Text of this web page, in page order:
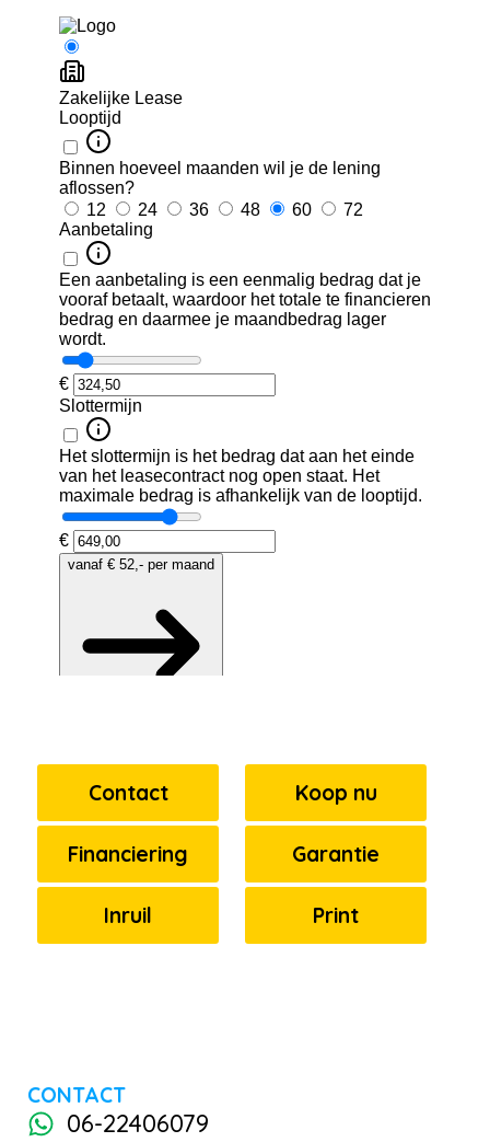
Contact Koop nu
Financiering Garantie
Inruil Print
CONTACT
06-22406079